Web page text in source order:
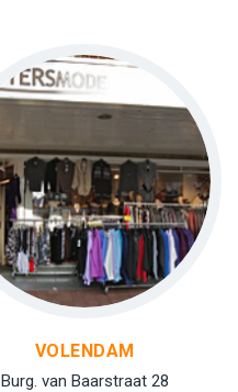
VOLENDAM
Burg. van Baarstraat 28